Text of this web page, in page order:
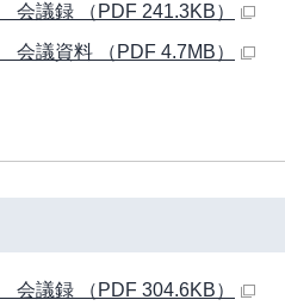
議録 （PDF 241.3KB）
議資料 （PDF 4.7MB）
議録 （PDF 304.6KB）